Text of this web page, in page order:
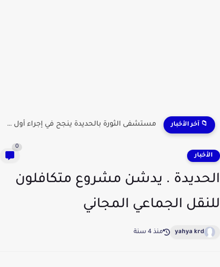
📁 آخر الأخبار مستشفى الثورة بالحديدة ينجح في إجراء أول عملية لاستئصال...
. يدشن مشروع متكافلون
الجماعي المجاني
yahya krd منذ 4 سنة